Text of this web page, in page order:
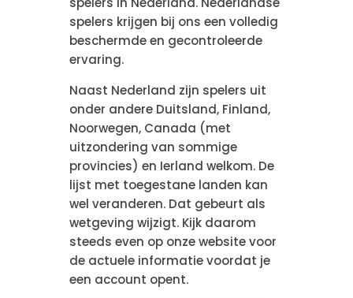
spelers krijgen bij ons een volledig
beschermde en gecontroleerde
ervaring.
Naast Nederland zijn spelers uit
onder andere Duitsland, Finland,
Noorwegen, Canada (met
uitzondering van sommige
provincies) en Ierland welkom. De
lijst met toegestane landen kan
wel veranderen. Dat gebeurt als
wetgeving wijzigt. Kijk daarom
steeds even op onze website voor
de actuele informatie voordat je
een account opent.